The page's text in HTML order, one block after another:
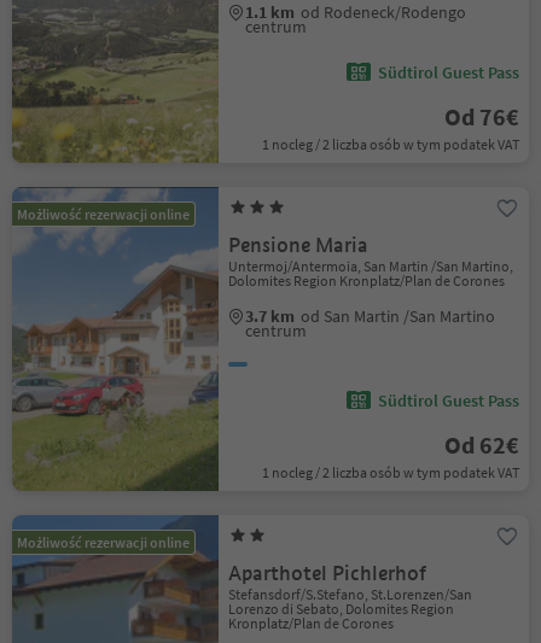
1.1 km od Rodeneck/Rodengo
centrum
Südtirol Guest Pass
Od 76€
1 nocleg / 2 liczba osób w tym podatek VAT
Możliwość rezerwacji online
Pensione Maria
Untermoj/Antermoia, San Martin /San Martino,
Dolomites Region Kronplatz/Plan de Corones
3.7 km od San Martin /San Martino
centrum
Südtirol Guest Pass
Od 62€
1 nocleg / 2 liczba osób w tym podatek VAT
Możliwość rezerwacji online
Aparthotel Pichlerhof
Stefansdorf/S.Stefano, St.Lorenzen/San
Lorenzo di Sebato, Dolomites Region
Kronplatz/Plan de Corones